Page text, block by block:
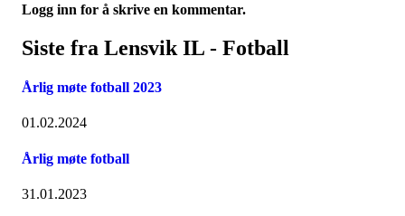
Logg inn for å skrive en kommentar.
Siste fra Lensvik IL - Fotball
Årlig møte fotball 2023
01.02.2024
Årlig møte fotball
31.01.2023